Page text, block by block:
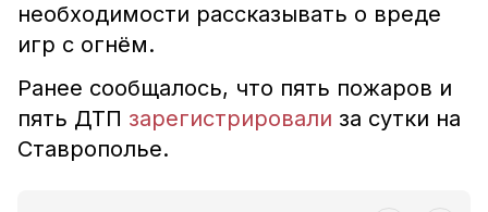
необходимости рассказывать о вреде
игр с огнём.
Ранее сообщалось, что пять пожаров и
пять ДТП зарегистрировали за сутки на
Ставрополье.